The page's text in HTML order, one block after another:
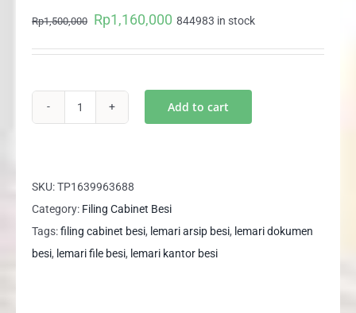
Rp1,500,000
Original
Rp1,160,000 Current
844983 in stock
Filing
Cabinet
Besi
Kantor
Add to cart
SKU:TP1639963688
Category: Filing Cabinet Besi
Tags:filing cabinet besi, lemari arsip besi, lemari dokumen
besi, lemari file besi, lemari kantor besi